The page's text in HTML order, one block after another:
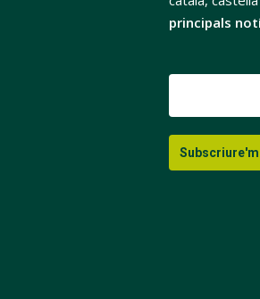
principals